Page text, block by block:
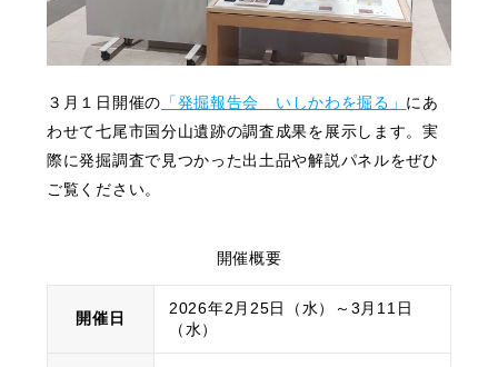
３月１日開催の 「発掘報告会 いしかわを掘る」 にあ
わせて七尾市国分山遺跡の調査成果を展示します。実
際に発掘調査で見つかった出土品や解説パネルをぜひ
ご覧ください。
開催概要
開催日
2026年2月25日（水）～3月11日
（水）